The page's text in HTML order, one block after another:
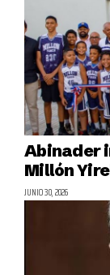
Abinader
Millón
JUNIO 30, 2026